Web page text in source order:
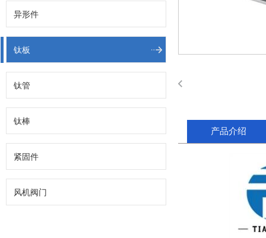
异形件
钛板
钛管
钛棒
紧固件
风机阀门
产品介绍